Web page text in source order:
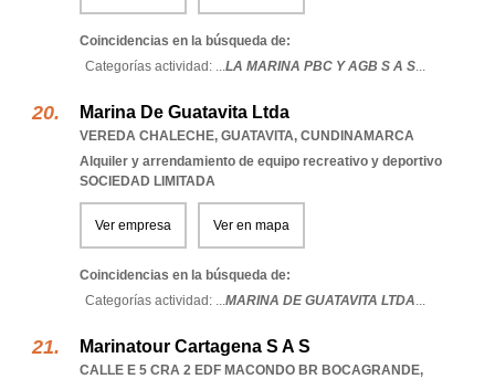
Coincidencias en la búsqueda de:
Categorías actividad: ...LA MARINA PBC Y AGB S A S...
Marina De Guatavita Ltda
VEREDA CHALECHE, GUATAVITA, CUNDINAMARCA
Alquiler y arrendamiento de equipo recreativo y deportivo
SOCIEDAD LIMITADA
Ver empresa Ver en mapa
Coincidencias en la búsqueda de:
Categorías actividad: ...MARINA DE GUATAVITA LTDA...
Marinatour Cartagena S A S
CALLE E 5 CRA 2 EDF MACONDO BR BOCAGRANDE,